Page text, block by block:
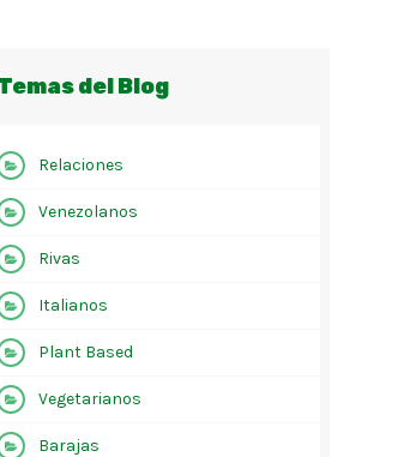
del Blog
Relaciones
Venezolanos
Rivas
Italianos
Plant Based
Vegetarianos
Barajas